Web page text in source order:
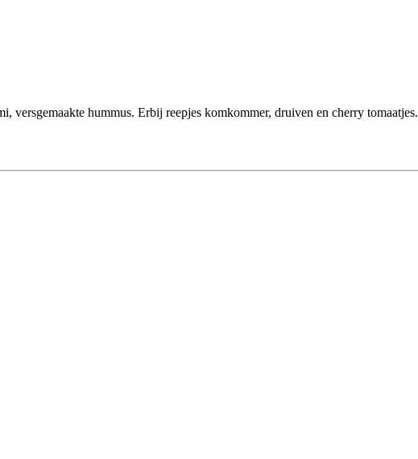
versgemaakte hummus. Erbij reepjes komkommer, druiven en cherry tomaatjes.